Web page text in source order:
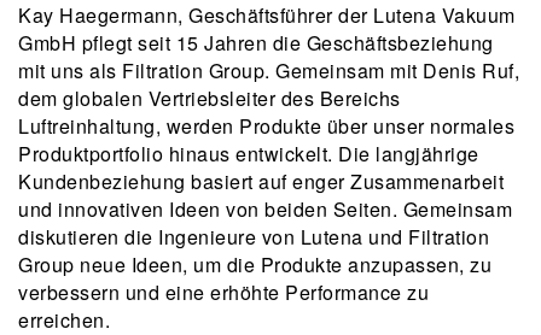
Kay Haegermann, Geschäftsführer der Lutena Vakuum
GmbH pflegt seit 15 Jahren die Geschäftsbeziehung
mit uns als Filtration Group. Gemeinsam mit Denis Ruf,
dem globalen Vertriebsleiter des Bereichs
Luftreinhaltung, werden Produkte über unser normales
Produktportfolio hinaus entwickelt. Die langjährige
Kundenbeziehung basiert auf enger Zusammenarbeit
und innovativen Ideen von beiden Seiten. Gemeinsam
diskutieren die Ingenieure von Lutena und Filtration
Group neue Ideen, um die Produkte anzupassen, zu
verbessern und eine erhöhte Performance zu
erreichen.